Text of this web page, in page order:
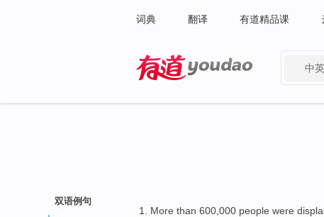
词典 翻译 有道精品课
中英
双语例句
More than 600,000 people were